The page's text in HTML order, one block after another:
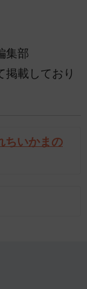
集部
載しており
ちいかまの